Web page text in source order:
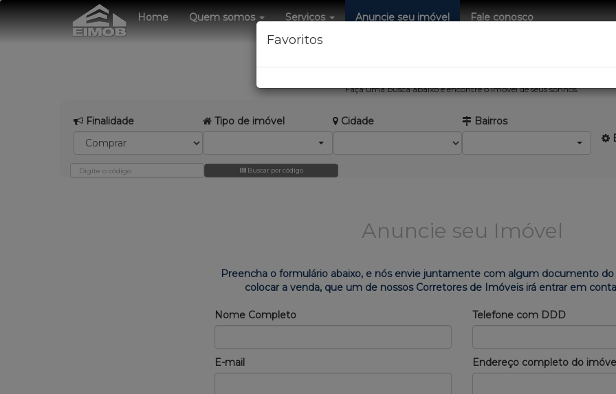
Home Quem somos Serviços Anuncie seu imóvel Fale conosco
EIMOB Negócios Imobiliários.
Faça uma busca abaixo e encontre o imóvel de seus sonhos.
Finalidade Tipo de imóvel Cidade
Bairros
Buscar por código
Anuncie seu Imóvel
Preencha o formulário abaixo, e nós envie juntamente com algum documento
colocar a venda, que um de nossos Corretores de Imóveis irá entrar em
Nome Completo Telefone com DDD
E-mail Endereço completo do
Favoritos